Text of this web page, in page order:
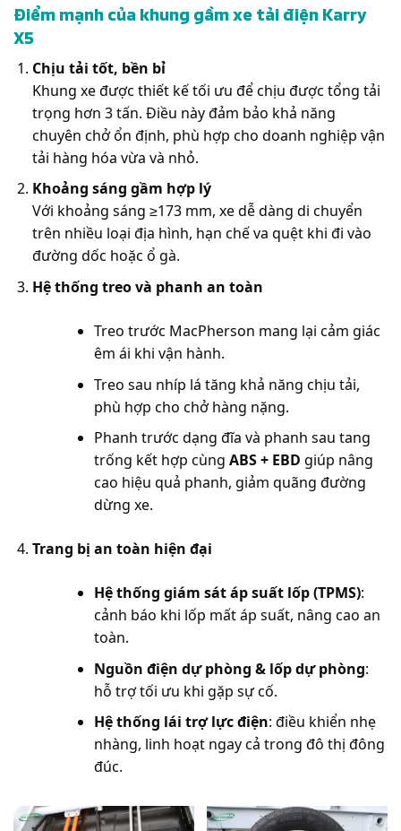
Điểm mạnh của khung gầm xe tải điện Karry
X5
Chịu tải tốt, bền bỉ
Khung xe được thiết kế tối ưu để chịu được tổng tải
trọng hơn 3 tấn. Điều này đảm bảo khả năng
chuyên chở ổn định, phù hợp cho doanh nghiệp vận
tải hàng hóa vừa và nhỏ.
Khoảng sáng gầm hợp lý
Với khoảng sáng ≥173 mm, xe dễ dàng di chuyển
trên nhiều loại địa hình, hạn chế va quệt khi đi vào
đường dốc hoặc ổ gà.
Hệ thống treo và phanh an toàn
Treo trước MacPherson mang lại cảm giác
êm ái khi vận hành.
Treo sau nhíp lá tăng khả năng chịu tải,
phù hợp cho chở hàng nặng.
Phanh trước dạng đĩa và phanh sau tang
trống kết hợp cùng ABS + EBD giúp nâng
cao hiệu quả phanh, giảm quãng đường
dừng xe.
Trang bị an toàn hiện đại
Hệ thống giám sát áp suất lốp (TPMS):
cảnh báo khi lốp mất áp suất, nâng cao an
toàn.
Nguồn điện dự phòng & lốp dự phòng:
hỗ trợ tối ưu khi gặp sự cố.
Hệ thống lái trợ lực điện: điều khiển nhẹ
nhàng, linh hoạt ngay cả trong đô thị đông
đúc.